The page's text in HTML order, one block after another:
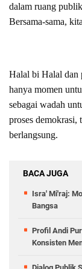
dalam ruang
Bersama-sama,
Halal bi Halal dan
hanya momen
sebagai wadah
proses demokrasi,
berlangsung.
BACA JUGA
Isra' Mi'raj:
Bangsa
Profil Andi
Konsisten